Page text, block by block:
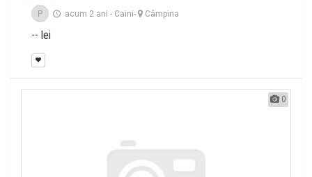
P acum 2 ani - Caini- Câmpina
-- lei
0